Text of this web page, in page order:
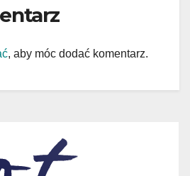
, aby móc dodać komentarz.